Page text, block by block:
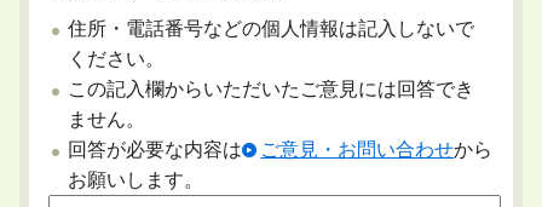
住所・電話番号などの個人情報は記入しないで
ください。
この記入欄からいただいたご意見には回答でき
ません。
回答が必要な内容は
ご意見・お問い合わせから
お願いします。